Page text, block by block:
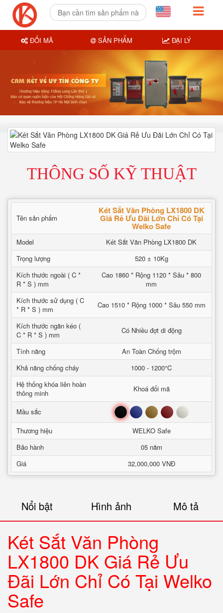
THÔNG SỐ KỸ THUẬT
Tên sản phẩm
Két Sắt Văn Phòng LX1800 DK
Giá Rẻ Ưu Đãi Lớn Chỉ Có Tại
Welko Safe
Model
Két Sắt Văn Phòng LX1800 DK
Trọng lượng
520 ± 10Kg
Kích thước ngoài ( C *
R * S ) mm
Cao 1860 * Rộng 1120 * Sâu * 800
mm
Kích thước sử dụng ( C
* R * S ) mm
Cao 1510 * Rộng 1000 * Sâu 550 mm
Kích thước ngăn kéo (
C * R * S ) mm
Có Nhiều đợt di động
Tính năng
An Toàn Chống trộm
Khả năng chống cháy
1000 - 1200°C
Hệ thống khóa liên hoàn
thông minh
Khoá đổi mã
Mầu sắc Đen Xanh Nâu Đỏ Trắng
Thương hiệu
WELKO Safe
Bảo hành
05 năm
Giá
32,000,000 VNĐ
Nổi bật Hình ảnh Mô tả
Két Sắt Văn Phòng
LX1800 DK Giá Rẻ Ưu
Đãi Lớn Chỉ Có Tại Welko
Safe
ĐỔI MÃ SẢN PHẨM ĐẠI LÝ